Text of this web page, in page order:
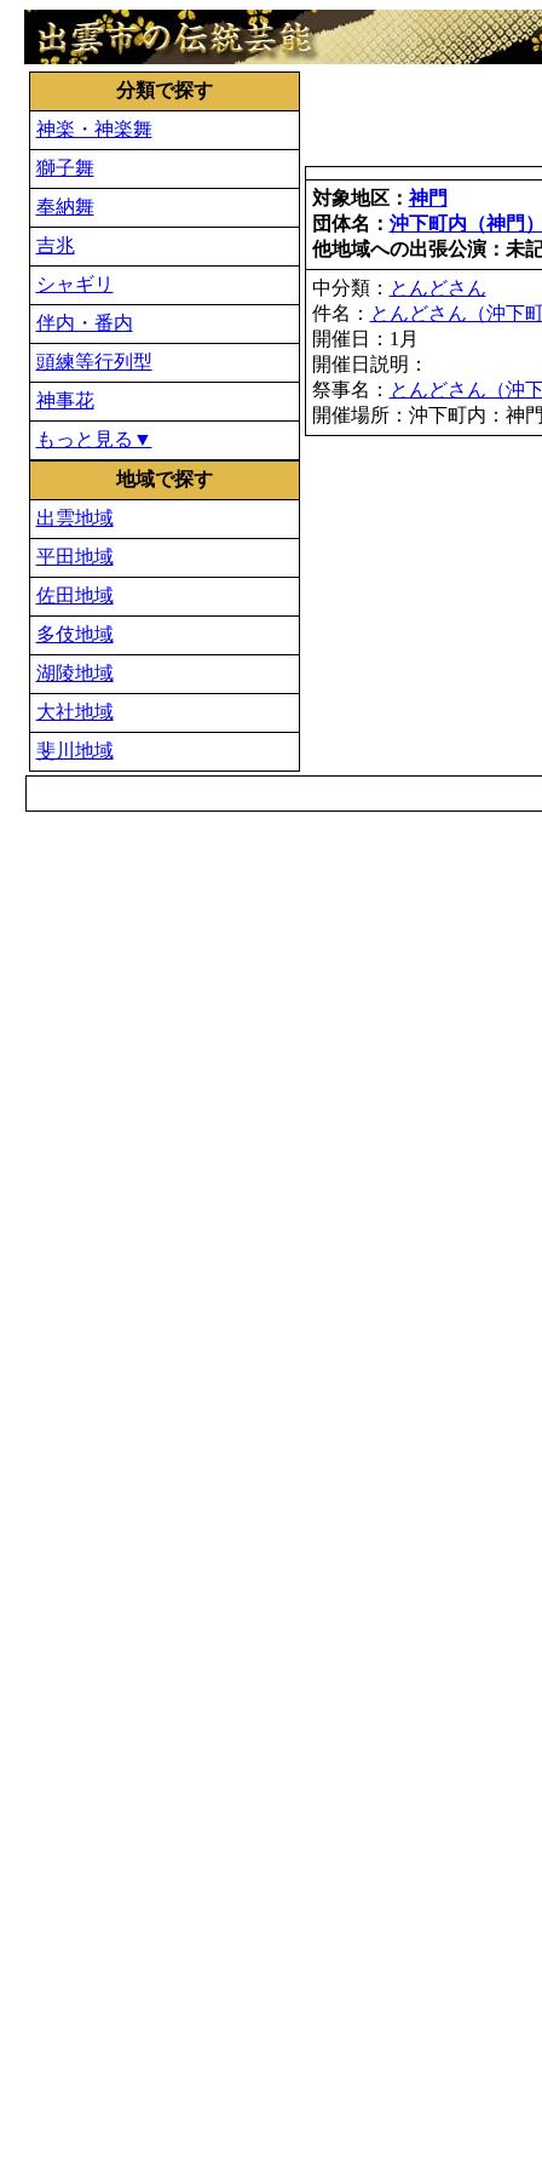
分類で探す
神楽・神楽舞
獅子舞
奉納舞
吉兆
シャギリ
伴内・番内
頭練等行列型
神事花
もっと見る▼
地域で探す
出雲地域
平田地域
佐田地域
多伎地域
湖陵地域
大社地域
斐川地域
対象地区：神門
団体名： 沖下町内（神門
他地域への出張公演：未
中分類： とんどさん
件名： とんどさん（沖下
開催日：1月
開催日説明：
祭事名： とんどさん（沖
開催場所：沖下町内：神